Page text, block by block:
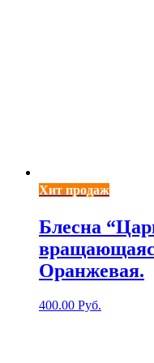
Хит продаж
Блесна
Оранжевая.
400.00 Руб.